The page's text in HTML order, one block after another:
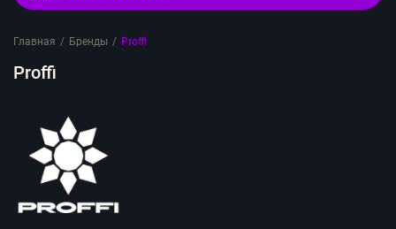
Главная / Бренды / Proffi
Proffi